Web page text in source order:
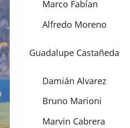
Marco Fabían
Alfredo Moreno
Guadalupe Castañeda
Damián Alvarez
Bruno Marioni
Marvin Cabrera